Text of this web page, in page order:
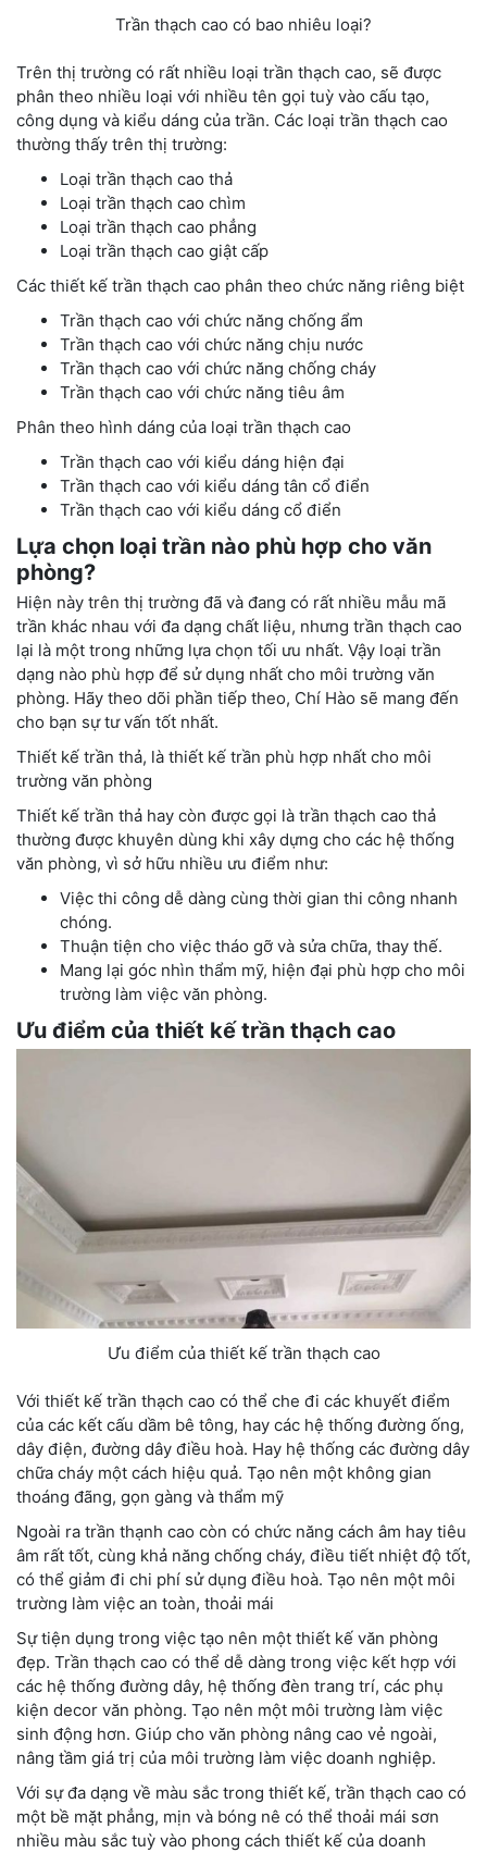
Trần thạch cao có bao nhiêu loại?
Trên thị trường có rất nhiều loại trần thạch cao, sẽ được
phân theo nhiều loại với nhiều tên gọi tuỳ vào cấu tạo,
công dụng và kiểu dáng của trần. Các loại trần thạch cao
thường thấy trên thị trường:
Loại trần thạch cao thả
Loại trần thạch cao chìm
Loại trần thạch cao phẳng
Loại trần thạch cao giật cấp
Các thiết kế trần thạch cao phân theo chức năng riêng biệt
Trần thạch cao với chức năng chống ẩm
Trần thạch cao với chức năng chịu nước
Trần thạch cao với chức năng chống cháy
Trần thạch cao với chức năng tiêu âm
Phân theo hình dáng của loại trần thạch cao
Trần thạch cao với kiểu dáng hiện đại
Trần thạch cao với kiểu dáng tân cổ điển
Trần thạch cao với kiểu dáng cổ điển
Lựa chọn loại trần nào phù hợp cho văn
phòng?
Hiện này trên thị trường đã và đang có rất nhiều mẫu mã
trần khác nhau với đa dạng chất liệu, nhưng trần thạch cao
lại là một trong những lựa chọn tối ưu nhất. Vậy loại trần
dạng nào phù hợp để sử dụng nhất cho môi trường văn
phòng. Hãy theo dõi phần tiếp theo, Chí Hào sẽ mang đến
cho bạn sự tư vấn tốt nhất.
Thiết kế trần thả, là thiết kế trần phù hợp nhất cho môi
trường văn phòng
Thiết kế trần thả hay còn được gọi là trần thạch cao thả
thường được khuyên dùng khi xây dựng cho các hệ thống
văn phòng, vì sở hữu nhiều ưu điểm như:
Việc thi công dễ dàng cùng thời gian thi công nhanh
chóng.
Thuận tiện cho việc tháo gỡ và sửa chữa, thay thế.
Mang lại góc nhìn thẩm mỹ, hiện đại phù hợp cho môi
trường làm việc văn phòng.
Ưu điểm của thiết kế trần thạch cao
Ưu điểm của thiết kế trần thạch cao
Với thiết kế trần thạch cao có thể che đi các khuyết điểm
của các kết cấu dầm bê tông, hay các hệ thống đường ống,
dây điện, đường dây điều hoà. Hay hệ thống các đường dây
chữa cháy một cách hiệu quả. Tạo nên một không gian
thoáng đãng, gọn gàng và thẩm mỹ
Ngoài ra trần thạnh cao còn có chức năng cách âm hay tiêu
âm rất tốt, cùng khả năng chống cháy, điều tiết nhiệt độ tốt,
có thể giảm đi chi phí sử dụng điều hoà. Tạo nên một môi
trường làm việc an toàn, thoải mái
Sự tiện dụng trong việc tạo nên một thiết kế văn phòng
đẹp. Trần thạch cao có thể dễ dàng trong việc kết hợp với
các hệ thống đường dây, hệ thống đèn trang trí, các phụ
kiện decor văn phòng. Tạo nên một môi trường làm việc
sinh động hơn. Giúp cho văn phòng nâng cao vẻ ngoài,
nâng tầm giá trị của môi trường làm việc doanh nghiệp.
Với sự đa dạng về màu sắc trong thiết kế, trần thạch cao có
một bề mặt phẳng, mịn và bóng nê có thể thoải mái sơn
nhiều màu sắc tuỳ vào phong cách thiết kế của doanh